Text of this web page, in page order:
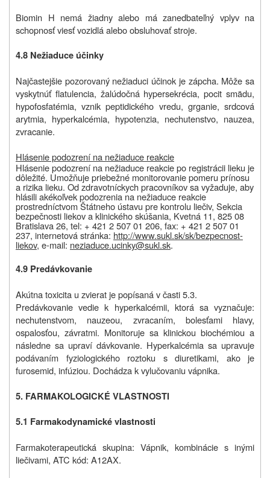
Biomin H nemá žiadny alebo má zanedbateľný vplyv na
schopnosť viesť vozidlá alebo obsluhovať stroje.
4.8 Nežiaduce účinky
Najčastejšie pozorovaný nežiaduci účinok je zápcha. Môže sa
vyskytnúť flatulencia, žalúdočná hypersekrécia, pocit smädu,
hypofosfatémia, vznik peptidického vredu, grganie, srdcová
arytmia, hyperkalcémia, hypotenzia, nechutenstvo, nauzea,
zvracanie.
Hlásenie podozrení na nežiaduce reakcie
Hlásenie podozrení na nežiaduce reakcie po registrácii lieku je
dôležité. Umožňuje priebežné monitorovanie pomeru prínosu
a rizika lieku. Od zdravotníckych pracovníkov sa vyžaduje, aby
hlásili akékoľvek podozrenia na nežiaduce reakcie
prostredníctvom Štátneho ústavu pre kontrolu liečiv, Sekcia
bezpečnosti liekov a klinického skúšania, Kvetná 11, 825 08
Bratislava 26, tel: + 421 2 507 01 206, fax: + 421 2 507 01
237, internetová stránka: http://www.sukl.sk/sk/bezpecnost-
liekov, e-mail: neziaduce.ucinky@sukl.sk.
4.9 Predávkovanie
Akútna toxicita u zvierat je popísaná v časti 5.3.
Predávkovanie vedie k hyperkalcémii, ktorá sa vyznačuje:
nechutenstvom, nauzeou, zvracaním, bolesťami hlavy,
ospalosťou, závratmi. Monitoruje sa klinickou biochémiou a
následne sa upraví dávkovanie. Hyperkalcémia sa upravuje
podávaním fyziologického roztoku s diuretikami, ako je
furosemid, infúziou. Dochádza k vylučovaniu vápnika.
5. FARMAKOLOGICKÉ VLASTNOSTI
5.1 Farmakodynamické vlastnosti
Farmakoterapeutická skupina: Vápnik, kombinácie s inými
liečivami, ATC kód: A12AX.